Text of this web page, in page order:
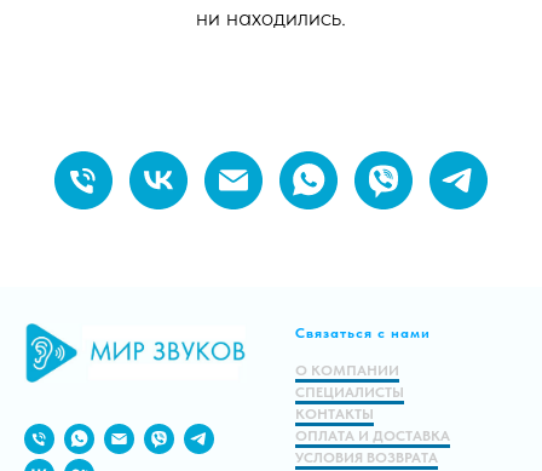
ни находились.
Связаться с нами
О КОМПАНИИ
СПЕЦИАЛИСТЫ
КОНТАКТЫ
ОПЛАТА И ДОСТАВКА
УСЛОВИЯ ВОЗВРАТА